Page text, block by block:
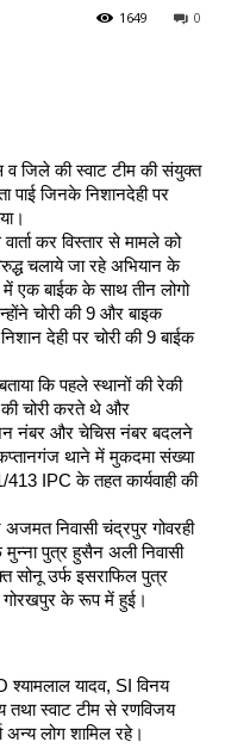
0
1649
जिले की स्वाट टीम की संयुक्त
पाई जिनके निशानदेही पर
कर विस्तार से मामले को
चलाये जा रहे अभियान के
एक बाईक के साथ तीन लोगो
चोरी की 9 और बाइक
देही पर चोरी की 9 बाईक
कि पहले स्थानों की रेकी
चोरी करते थे और
नंबर और चेचिस नंबर बदलने
थाने में मुकदमा संख्या
IPC के तहत कार्यवाही की
निवासी चंद्रपुर गोवरही
पुत्र हुसैन अली निवासी
सोनू उर्फ इसराफिल पुत्र
गोरखपुर के रूप में हुई।
श्यामलाल यादव, SI विनय
स्वाट टीम से रणविजय
अन्य लोग शामिल रहे।